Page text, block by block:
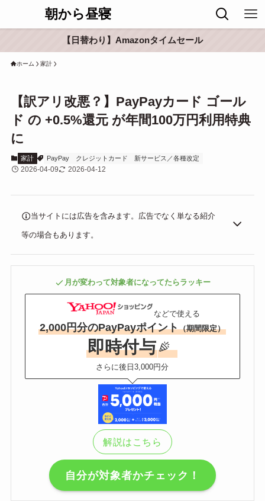
朝から昼寝
【日替わり】Amazonタイムセール
ホーム 家計
【訳アリ改悪？】PayPayカード ゴール
ド の +0.5%還元 が年間100万円利用特典
に
家計 PayPay クレジットカード 新サービス／各種改定
2026-04-09 2026-04-12
当サイトには広告を含みます。広告でなく単なる紹介
等の場合もあります。
月が変わって対象者になってたらラッキー
などで使える
2,000円分のPayPayポイント（期間限定）
即時付与
さらに後日3,000円分
解説はこちら
自分が対象者かチェック！